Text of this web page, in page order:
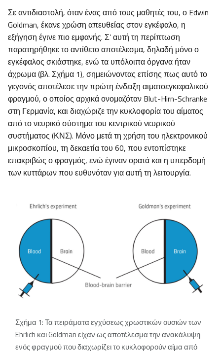
Σε αντιδιαστολή, όταν ένας από τους μαθητές του, ο Edwin
Goldman, έκανε χρώση απευθείας στον εγκέφαλο, η
εξήγηση έγινε πιο εμφανής. Σ’ αυτή τη περίπτωση
παρατηρήθηκε το αντίθετο αποτέλεσμα, δηλαδή μόνο ο
εγκέφαλος σκιάστηκε, ενώ τα υπόλοιπα όργανα ήταν
άχρωμα (βλ. Σχήμα 1), σημειώνοντας επίσης πως αυτό το
γεγονός αποτέλεσε την πρώτη ένδειξη αιματοεγκεφαλικού
φραγμού, ο οποίος αρχικά ονομαζόταν Blut-Hirn-Schranke
στη Γερμανία, και διαχώριζε την κυκλοφορία του αίματος
από το νευρικό σύστημα του κεντρικού νευρικού
συστήματος (ΚΝΣ). Μόνο μετά τη χρήση του ηλεκτρονικού
μικροσκοπίου, τη δεκαετία του 60, που εντοπίστηκε
επακριβώς ο φραγμός, ενώ έγιναν ορατά και η υπερδομή
των κυττάρων που ευθυνόταν για αυτή τη λειτουργία.
Σχήμα 1: Τα πειράματα εγχύσεως χρωστικών ουσιών των
Ehrlich και Goldman είχαν ως αποτέλεσμα την ανακάλυψη
ενός φραγμού που διαχωρίζει το κυκλοφορούν αίμα από